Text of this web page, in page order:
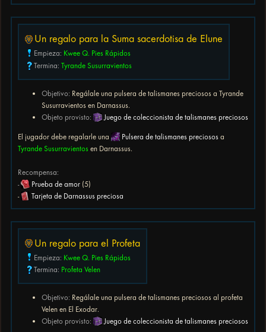
Un regalo para la Suma sacerdotisa de Elune
Empieza: Kwee Q. Pies Rápidos
Termina: Tyrande Susurravientos
Objetivo: Regálale una pulsera de talismanes preciosos a Tyrande
Susurravientos en Darnassus.
Objeto provisto:
Juego de coleccionista de talismanes preciosos
El jugador debe regalarle una Pulsera de talismanes preciosos a
Tyrande Susurravientos en Darnassus.
Recompensa:
-
Prueba de amor (5)
-
Tarjeta de Darnassus preciosa
Un regalo para el Profeta
Empieza: Kwee Q. Pies Rápidos
Termina: Profeta Velen
Objetivo: Regálale una pulsera de talismanes preciosos al profeta
Velen en El Exodar.
Objeto provisto:
Juego de coleccionista de talismanes preciosos